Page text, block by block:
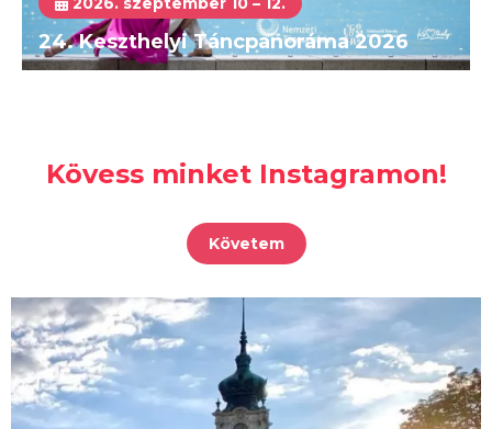
24. Keszthelyi Táncpanoráma 2026
Kövess minket Instagramon!
Követem